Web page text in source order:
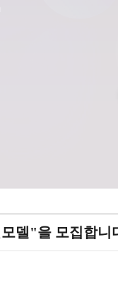
델"을 모집합니